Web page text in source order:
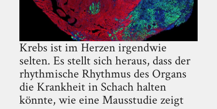
Krebs ist im Herzen irgendwie
selten. Es stellt sich heraus, dass der
rhythmische Rhythmus des Organs
die Krankheit in Schach halten
könnte, wie eine Mausstudie zeigt